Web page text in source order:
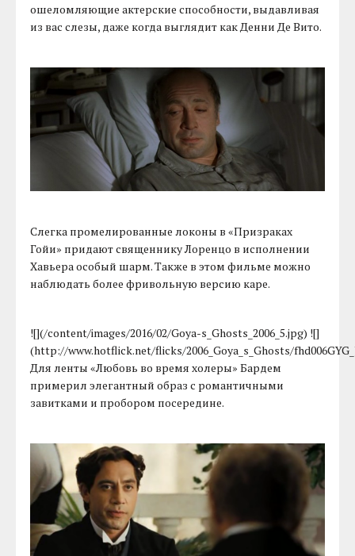
ошеломляющие актерские способности, выдавливая
из вас слезы, даже когда выглядит как Денни Де Вито.
Слегка промелированные локоны в «Призраках
Гойи» придают священнику Лоренцо в исполнении
Хавьера особый шарм. Также в этом фильме можно
наблюдать более фривольную версию каре.
![](/content/images/2016/02/Goya-s_Ghosts_2006_5.jpg) ![]
(http://www.hotflick.net/flicks/2006_Goya_s_Ghosts/
Для ленты «Любовь во время холеры» Бардем
примерил элегантный образ с романтичными
завитками и пробором посередине.